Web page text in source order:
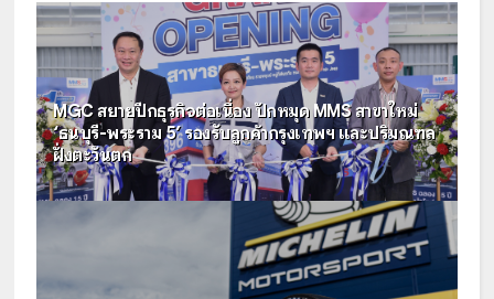
MGC สยายปีกธุรกิจต่อเนื่อง ปักหมุด MMS สาขาใหม่
‘ธนบุรี-พระราม 5’ รองรับลูกค้ากรุงเทพฯ และปริมณฑล
ฝั่งตะวันตก